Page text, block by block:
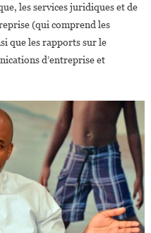
les services juridiques et de
(qui comprend les
que les rapports sur le
d’entreprise et